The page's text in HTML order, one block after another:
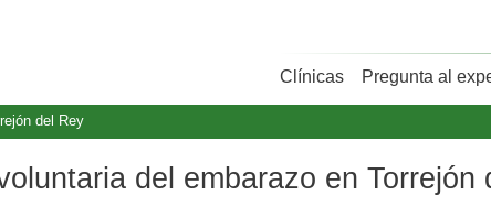
Clínicas Pregunta al
del Rey
del embarazo en Torrejón